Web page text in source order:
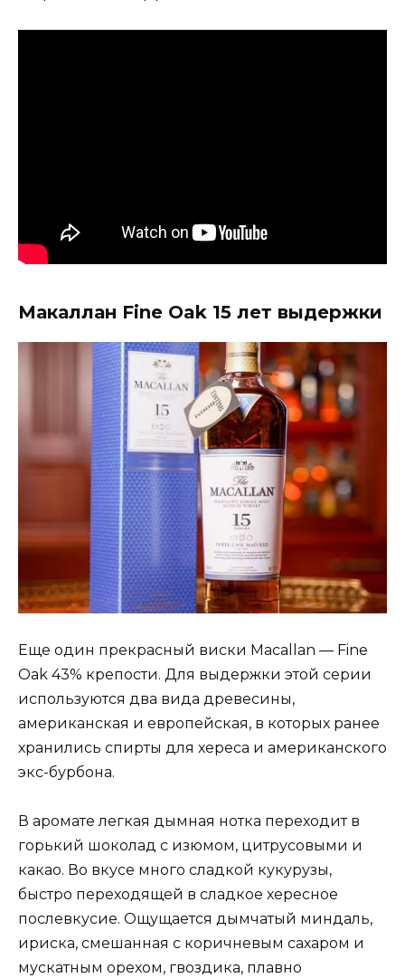
Макаллан Fine Oak 15 лет выдержки
Еще один прекрасный виски Macallan — Fine
Oak 43% крепости. Для выдержки этой серии
используются два вида древесины,
американская и европейская, в которых ранее
хранились спирты для хереса и американского
экс-бурбона.
В аромате легкая дымная нотка переходит в
горький шоколад с изюмом, цитрусовыми и
какао. Во вкусе много сладкой кукурузы,
быстро переходящей в сладкое хересное
послевкусие. Ощущается дымчатый миндаль,
ириска, смешанная с коричневым сахаром и
мускатным орехом, гвоздика, плавно